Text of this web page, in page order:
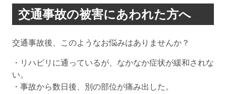
交通事故の被害にあわれた方へ
交通事故後、このようなお悩みはありませんか？
・リハビリに通っているが、なかなか症状が緩和されな
い。
・事故から数日後、別の部位が痛み出した。